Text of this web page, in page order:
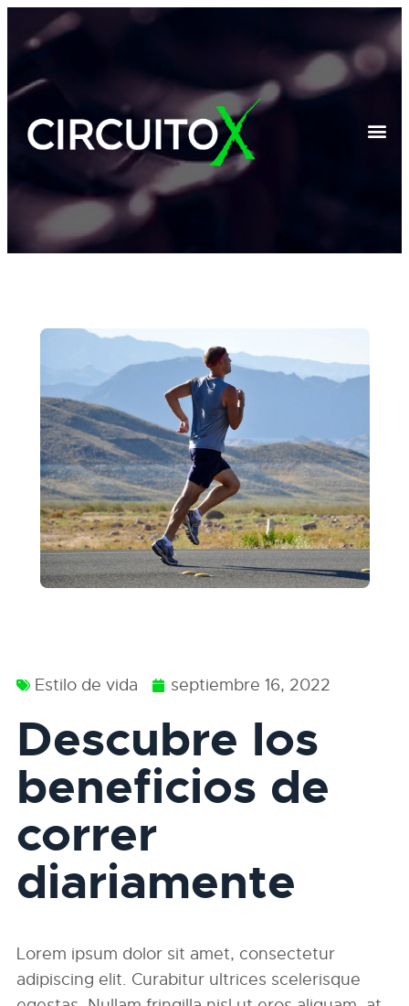
Estilo de vida septiembre 16, 2022
Descubre los
beneficios de
correr
diariamente
Lorem ipsum dolor sit amet, consectetur
adipiscing elit. Curabitur ultrices scelerisque